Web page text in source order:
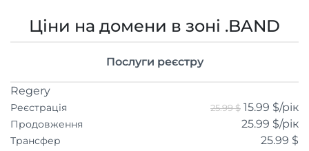
Ціни на домени в зоні .BAND
Послуги реєстру
Regery
Реєстрація 25.99 $ 15.99 $/рік
Продовження 25.99 $/рік
Трансфер 25.99 $